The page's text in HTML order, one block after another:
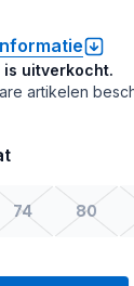
is uitverkocht.
artikelen
74 80